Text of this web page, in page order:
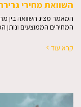
השוואת מחירי גרירת
המחירים הממוצעים ונותן
קרא עוד